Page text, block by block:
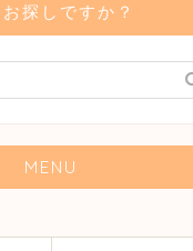
探しですか？
MENU